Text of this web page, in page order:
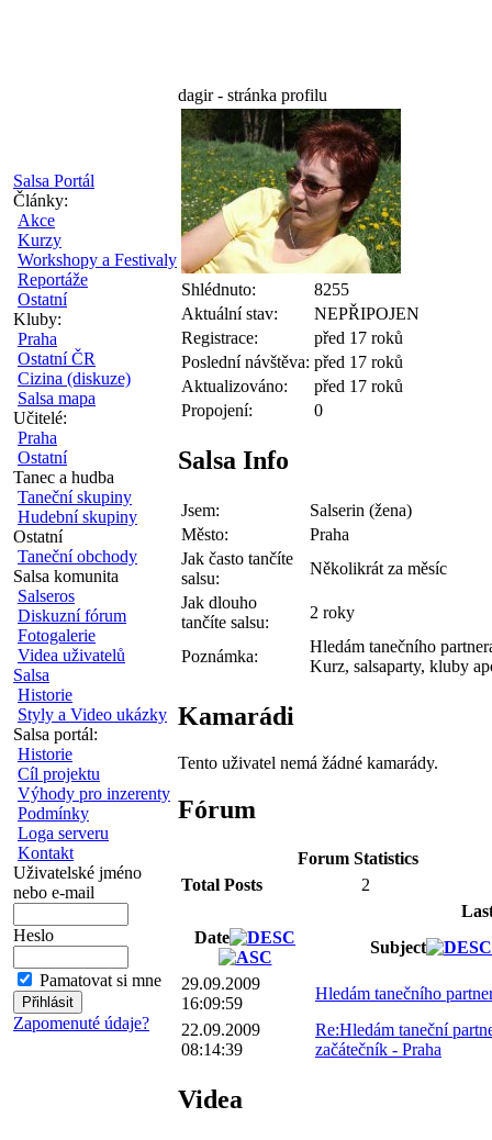
Salsa Portál
Články:
Akce
Kurzy
Workshopy a Festivaly
Reportáže
Ostatní
Kluby:
Praha
Ostatní ČR
Cizina (diskuze)
Salsa mapa
Učitelé:
Praha
Ostatní
Tanec a hudba
Taneční skupiny
Hudební skupiny
Ostatní
Taneční obchody
Salsa komunita
Salseros
Diskuzní fórum
Fotogalerie
Videa uživatelů
Salsa
Historie
Styly a Video ukázky
Salsa portál:
Historie
Cíl projektu
Výhody pro inzerenty
Podmínky
Loga serveru
Kontakt
Uživatelské jméno
nebo e-mail
Heslo
Pamatovat si mne
Zapomenuté údaje?
dagir - stránka profilu
Shlédnuto:
8255
Aktuální stav:
NEPŘIPOJEN
Registrace:
před 17 roků
Poslední návštěva: před 17 roků
Aktualizováno:
před 17 roků
Propojení:
0
Salsa Info
Jsem:
Salserin (žena)
Město:
Praha
Jak často tančíte
salsu:
Několikrát za měsíc
Jak dlouho
tančíte salsu:
2 roky
Poznámka:
Hledám tanečního
Kurz, salsaparty, kluby
Kamarádi
Tento uživatel nemá žádné kamarády.
Fórum
Forum Statistics
Total Posts
2
Date
Subject
29.09.2009
16:09:59
Hledám tanečního
22.09.2009
08:14:39
Re:Hledám taneční
začátečník - Praha
Videa